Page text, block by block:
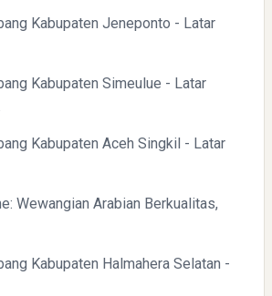
Kisah Inspiratif di Balik Kasus Hukum
Kabupaten Jeneponto - Latar
Kabupaten Simeulue - Latar
Kabupaten Aceh Singkil - Latar
Wewangian Arabian Berkualitas,
Kabupaten Halmahera Selatan -